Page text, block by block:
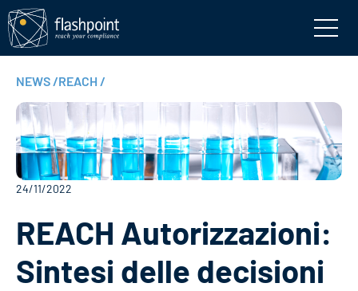
NEWS /REACH /
24/11/2022
REACH Autorizzazioni:
Sintesi delle decisioni